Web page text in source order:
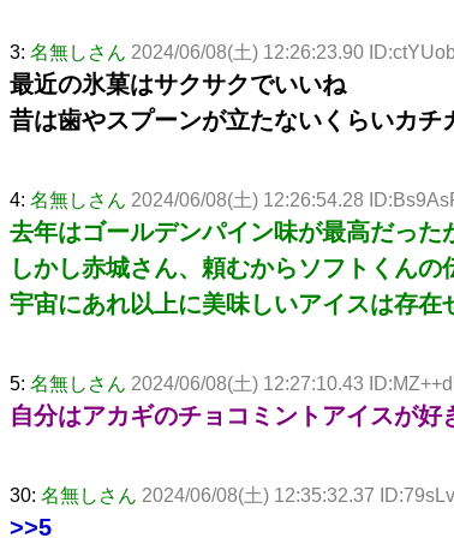
3: 名無しさん 2024/06/08(土) 12:26:23.90
最近の氷菓はサクサクでいいね
昔は歯やスプーンが立たないくらいカチ
4: 名無しさん 2024/06/08(土) 12:26:54.28
去年はゴールデンパイン味が最高だった
しかし赤城さん、頼むからソフトくん
宇宙にあれ以上に美味しいアイスは存在
5: 名無しさん 2024/06/08(土) 12:27:10.43
自分はアカギのチョコミントアイスが好
30: 名無しさん 2024/06/08(土) 12:35:32.37
>>5